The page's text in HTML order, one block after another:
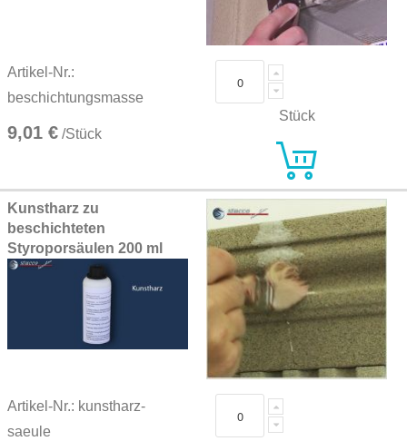
Artikel-Nr.:
beschichtungsmasse
9,01 € /Stück
Stück
Kunstharz zu
beschichteten
Styroporsäulen 200 ml
Artikel-Nr.: kunstharz-
saeule